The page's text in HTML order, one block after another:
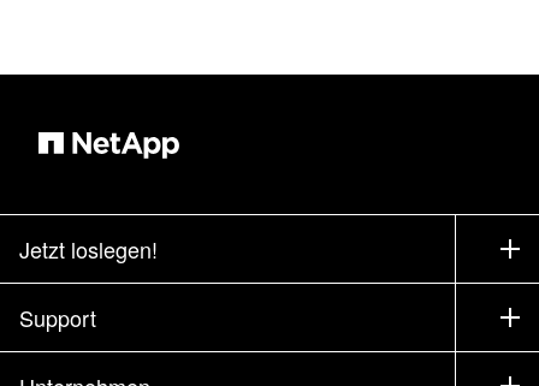
Jetzt loslegen!
Bezugsquellen
Vertrieb kontaktieren
Support
Support